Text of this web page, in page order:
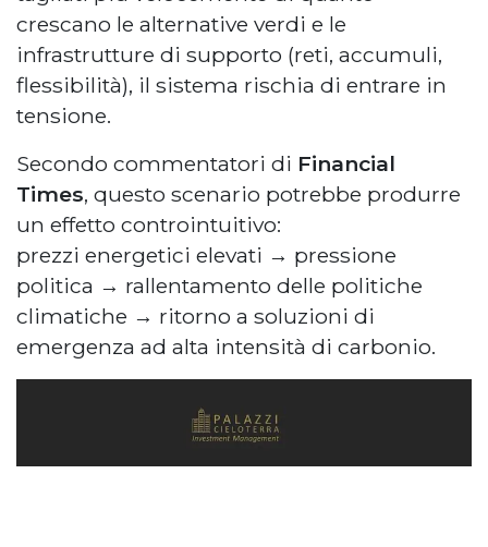
crescano le alternative verdi e le
infrastrutture di supporto (reti, accumuli,
flessibilità), il sistema rischia di entrare in
tensione.
Secondo commentatori di Financial
Times, questo scenario potrebbe produrre
un effetto controintuitivo:
prezzi energetici elevati → pressione
politica → rallentamento delle politiche
climatiche → ritorno a soluzioni di
emergenza ad alta intensità di carbonio.